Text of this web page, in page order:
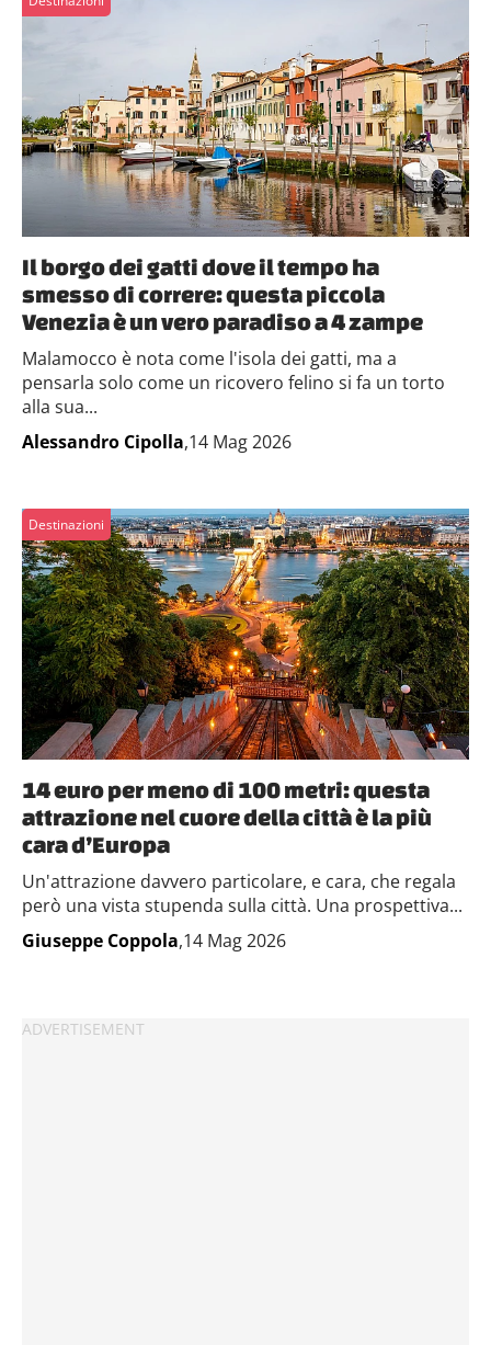
Il borgo dei gatti dove il tempo ha
smesso di correre: questa piccola
Venezia è un vero paradiso a 4 zampe
Malamocco è nota come l'isola dei gatti, ma a
pensarla solo come un ricovero felino si fa un torto
alla sua...
Alessandro Cipolla,14 Mag 2026
Destinazioni
14 euro per meno di 100 metri: questa
attrazione nel cuore della città è la più
cara d’Europa
Un'attrazione davvero particolare, e cara, che regala
però una vista stupenda sulla città. Una prospettiva...
Giuseppe Coppola,14 Mag 2026